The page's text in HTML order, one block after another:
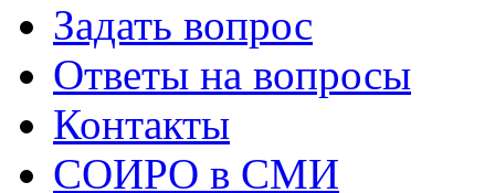
Задать вопрос
Ответы на вопросы
Контакты
СОИРО в СМИ